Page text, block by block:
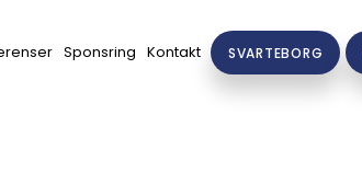
Sponsring Kontakt SVARTEBORG